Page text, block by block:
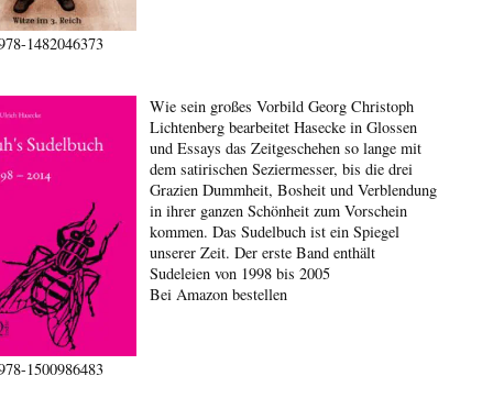
1482046373
1500986483
Wie sein großes Vorbild Georg Christoph
Lichtenberg bearbeitet Hasecke in Glossen
und Essays das Zeitgeschehen so lange mit
dem satirischen Seziermesser, bis die drei
Grazien Dummheit, Bosheit und Verblendung
in ihrer ganzen Schönheit zum Vorschein
kommen. Das Sudelbuch ist ein Spiegel
unserer Zeit. Der erste Band enthält
Sudeleien von 1998 bis 2005
Bei Amazon bestellen